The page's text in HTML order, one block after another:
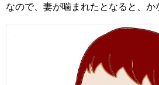
なので、妻が噛まれたとなると、か